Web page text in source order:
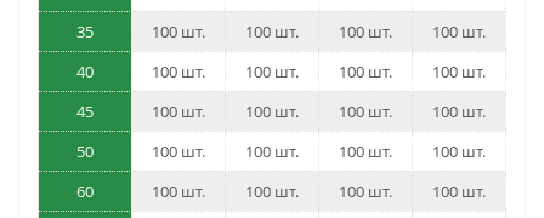
35
100 шт. 100 шт. 100 шт.
100 шт.
40
100 шт. 100 шт. 100 шт.
100 шт.
45
100 шт. 100 шт. 100 шт.
100 шт.
50
100 шт. 100 шт. 100 шт.
100 шт.
60
100 шт. 100 шт. 100 шт.
100 шт.